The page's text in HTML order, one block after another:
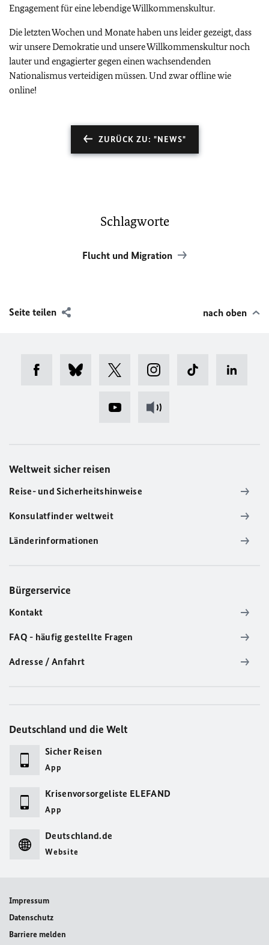
Engagement für eine lebendige Willkommenskultur.
Die letzten Wochen und Monate haben uns leider gezeigt, dass
wir unsere Demokratie und unsere Willkommenskultur noch
lauter und engagierter gegen einen wachsendenden
Nationalismus verteidigen müssen. Und zwar offline wie
online!
ZURÜCK ZU: "NEWS"
Schlagworte
Flucht und Migration
Seite teilen nach oben
Weltweit sicher reisen
Reise- und Sicherheitshinweise
Konsulatfinder weltweit
Länderinformationen
Bürgerservice
Kontakt
FAQ - häufig gestellte Fragen
Adresse / Anfahrt
Deutschland und die Welt
Sicher Reisen
App
Krisenvorsorgeliste ELEFAND
App
Deutschland.de
Website
Impressum
Datenschutz
Barriere melden